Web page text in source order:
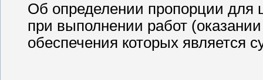
Об определении пропорции для
при выполнении работ
обеспечения которых является